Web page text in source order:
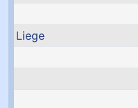
Liege